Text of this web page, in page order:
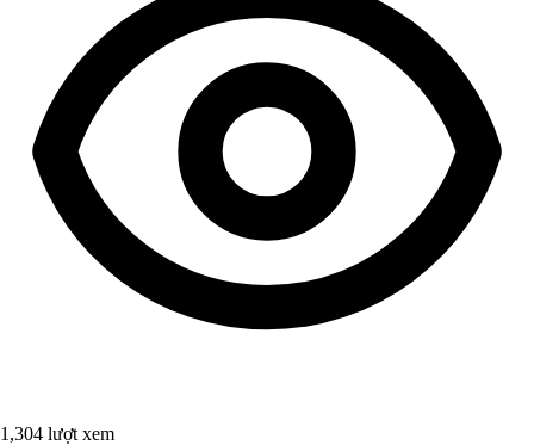
1,304 lượt xem